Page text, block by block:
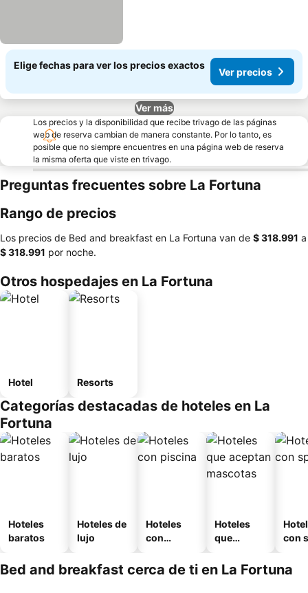
Elige fechas para ver los precios exactos
Ver precios
Ver más
Los precios y la disponibilidad que recibe trivago de las páginas
web de reserva cambian de manera constante. Por lo tanto, es
posible que no siempre encuentres en una página web de reserva
la misma oferta que viste en trivago.
Preguntas frecuentes sobre La Fortuna
Rango de precios
Los precios de Bed and breakfast en La Fortuna van de ‎$ 318.991 a
‎$ 318.991 por noche.
Otros hospedajes en La Fortuna
Hotel Resorts
Categorías destacadas de hoteles en La
Fortuna
Hoteles
baratos
Hoteles de
lujo
Hoteles
con
Hoteles
que
mascotas
con
Bed and breakfast cerca de ti en La Fortuna